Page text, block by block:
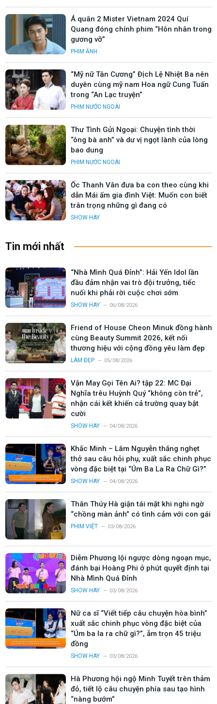
Á quân 2 Mister Vietnam 2024 Quí
Quang đóng chính phim “Hôn nhân trong
gương vỡ”
PHIM ẢNH
“Mỹ nữ Tân Cương” Địch Lệ Nhiệt Ba nên
duyên cùng mỹ nam Hoa ngữ Cung Tuấn
trong “An Lạc truyện”
PHIM NƯỚC NGOÀI
Thư Tình Gửi Ngoại: Chuyện tình thời
“ông bà anh” và dư vị ngọt lành của lòng
bao dung
PHIM NƯỚC NGOÀI
Ốc Thanh Vân đưa ba con theo cùng khi
dẫn Mái ấm gia đình Việt: Muốn con biết
trân trọng những gì đang có
SHOW HAY
Tin mới nhất
“Nhà Mình Quá Đỉnh”: Hải Yến Idol lần
đầu đảm nhận vai trò đội trưởng, tiếc
nuối khi phải rời cuộc chơi sớm
SHOW HAY 06/08/2026
Friend of House Cheon Minuk đồng hành
cùng Beauty Summit 2026, kết nối
thương hiệu với cộng đồng yêu làm đẹp
LÀM ĐẸP 05/08/2026
Vận May Gọi Tên Ai? tập 22: MC Đại
Nghĩa trêu Huỳnh Quý “không còn trẻ”,
nhận cái kết khiến cả trường quay bật
cười
SHOW HAY 04/08/2026
Khắc Minh – Lâm Nguyễn thắng nghẹt
thở sau câu hỏi phụ, xuất sắc chinh phục
vòng đặc biệt tại “Úm Ba La Ra Chữ Gì?”
SHOW HAY 04/08/2026
Thân Thúy Hà giận tái mặt khi nghi ngờ
“chồng màn ảnh” có tình cảm với con gái
PHIM VIỆT 03/08/2026
Diễm Phương lội ngược dòng ngoạn mục,
đánh bại Hoàng Phi ở phút quyết định tại
Nhà Mình Quá Đỉnh
SHOW HAY 03/08/2026
Nữ ca sĩ “Viết tiếp câu chuyện hòa bình”
xuất sắc chinh phục vòng đặc biệt của
“Úm ba la ra chữ gì?”, ẵm trọn 45 triệu
đồng
SHOW HAY 03/08/2026
Hà Phương hội ngộ Minh Tuyết trên thảm
đỏ, tiết lộ câu chuyện phía sau tạo hình
“nàng bướm”